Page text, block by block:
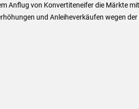
Anflug von Konvertiteneifer die Märkte
und Anleiheverkäufen wegen